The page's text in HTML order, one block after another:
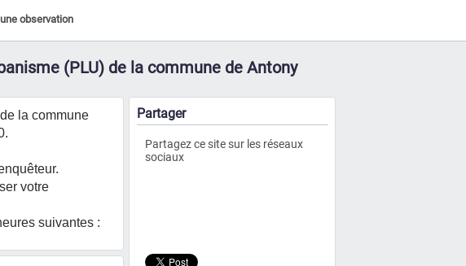
observation
(PLU) de la commune de Antony
la commune
votre
suivantes :
Partager
Partagez ce site sur les réseaux
sociaux